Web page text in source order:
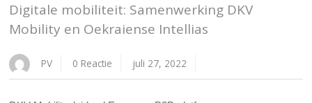
Digitale mobiliteit: Samenwerking DKV
Mobility en Oekraiense Intellias
PV 0 Reactie juli 27, 2022